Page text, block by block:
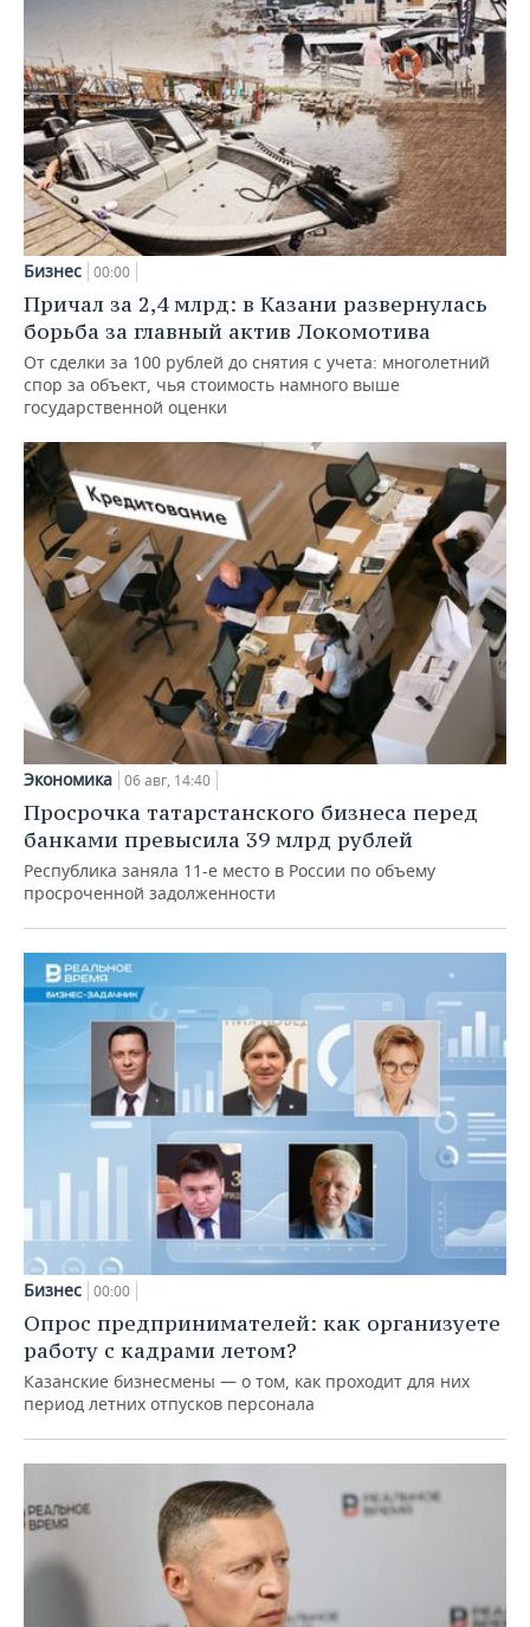
Бизнес 00:00
Причал за 2,4 млрд: в Казани развернулась
борьба за главный актив Локомотива
От сделки за 100 рублей до снятия с учета: многолетний
спор за объект, чья стоимость намного выше
государственной оценки
Экономика 06 авг, 14:40
Просрочка татарстанского бизнеса перед
банками превысила 39 млрд рублей
Республика заняла 11-е место в России по объему
просроченной задолженности
Бизнес 00:00
Опрос предпринимателей: как организуете
работу с кадрами летом?
Казанские бизнесмены — о том, как проходит для них
период летних отпусков персонала